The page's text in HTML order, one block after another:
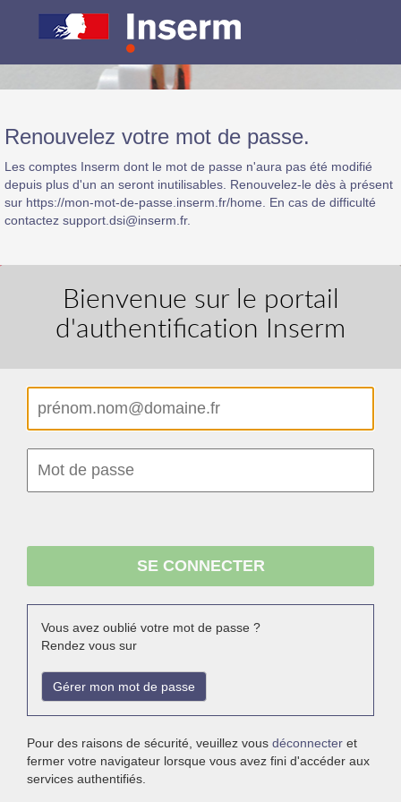
Renouvelez votre mot de passe.
Les comptes Inserm dont le mot de passe n'aura pas été modifié
depuis plus d'un an seront inutilisables. Renouvelez-le dès à présent
sur https://mon-mot-de-passe.inserm.fr/home. En cas de difficulté
contactez support.dsi@inserm.fr.
Bienvenue sur le portail
d'authentification Inserm
Vous avez oublié votre mot de passe ?
Rendez vous sur
Gérer mon mot de passe
Pour des raisons de sécurité, veuillez vous déconnecter et
fermer votre navigateur lorsque vous avez fini d'accéder aux
services authentifiés.